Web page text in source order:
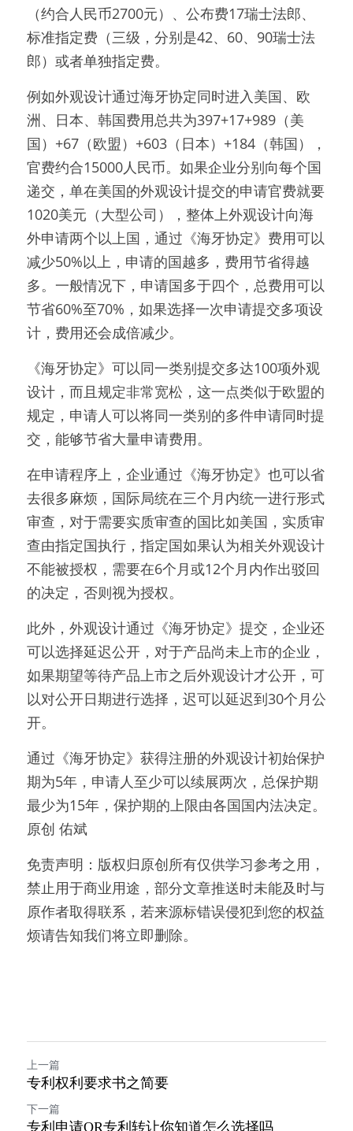
（约合人民币2700元）、公布费17瑞士法郎、
标准指定费（三级，分别是42、60、90瑞士法
郎）或者单独指定费。
例如外观设计通过海牙协定同时进入美国、欧
洲、日本、韩国费用总共为397+17+989（美
国）+67（欧盟）+603（日本）+184（韩国），
官费约合15000人民币。如果企业分别向每个国
递交，单在美国的外观设计提交的申请官费就要
1020美元（大型公司），整体上外观设计向海
外申请两个以上国，通过《海牙协定》费用可以
减少50%以上，申请的国越多，费用节省得越
多。一般情况下，申请国多于四个，总费用可以
节省60%至70%，如果选择一次申请提交多项设
计，费用还会成倍减少。
《海牙协定》可以同一类别提交多达100项外观
设计，而且规定非常宽松，这一点类似于欧盟的
规定，申请人可以将同一类别的多件申请同时提
交，能够节省大量申请费用。
在申请程序上，企业通过《海牙协定》也可以省
去很多麻烦，国际局统在三个月内统一进行形式
审查，对于需要实质审查的国比如美国，实质审
查由指定国执行，指定国如果认为相关外观设计
不能被授权，需要在6个月或12个月内作出驳回
的决定，否则视为授权。
此外，外观设计通过《海牙协定》提交，企业还
可以选择延迟公开，对于产品尚未上市的企业，
如果期望等待产品上市之后外观设计才公开，可
以对公开日期进行选择，迟可以延迟到30个月公
开。
通过《海牙协定》获得注册的外观设计初始保护
期为5年，申请人至少可以续展两次，总保护期
最少为15年，保护期的上限由各国国内法决定。
原创 佑斌
免责声明：版权归原创所有仅供学习参考之用，
禁止用于商业用途，部分文章推送时未能及时与
原作者取得联系，若来源标错误侵犯到您的权益
烦请告知我们将立即删除。
上一篇
专利权利要求书之简要
下一篇
专利申请OR专利转让你知道怎么选择吗